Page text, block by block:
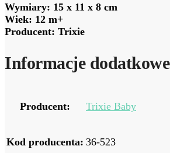
Wymiary: 15 x 11 x 8 cm
Wiek: 12 m+
Producent: Trixie
Informacje dodatkowe
Producent: Trixie Baby
Kod producenta: 36-523